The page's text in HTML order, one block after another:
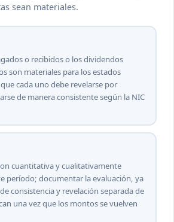
sean materiales.
o recibidos o los dividendos
son materiales para los estados
cada uno debe revelarse por
de manera consistente según la NIC
cuantitativa y cualitativamente
período; documentar la evaluación, ya
consistencia y revelación separada de
una vez que los montos se vuelven